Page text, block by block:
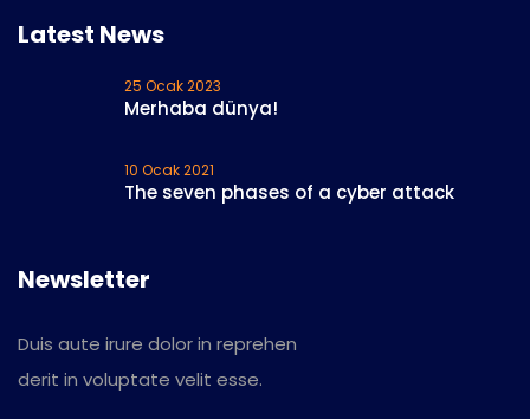
Latest News
25 Ocak 2023
Merhaba dünya!
10 Ocak 2021
The seven phases of a cyber attack
Newsletter
Duis aute irure dolor in reprehen
derit in voluptate velit esse.